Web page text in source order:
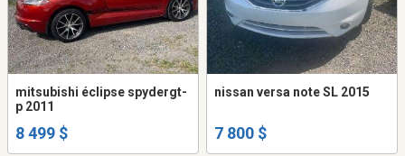
mitsubishi éclipse spydergt-
p 2011
8 499 $
nissan versa note SL 2015
7 800 $